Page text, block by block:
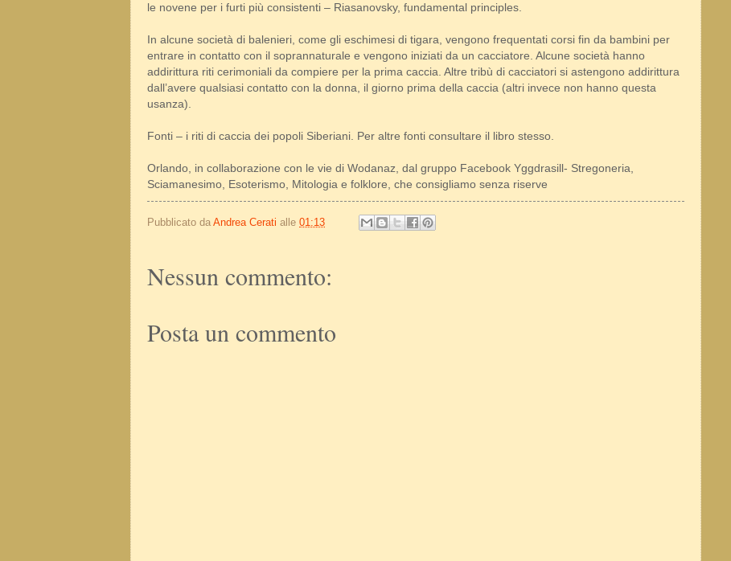
le novene per i furti più consistenti – Riasanovsky, fundamental principles.
In alcune società di balenieri, come gli eschimesi di tigara, vengono frequentati corsi fin da bambini per
entrare in contatto con il soprannaturale e vengono iniziati da un cacciatore. Alcune società hanno
addirittura riti cerimoniali da compiere per la prima caccia. Altre tribù di cacciatori si astengono addirittura
dall’avere qualsiasi contatto con la donna, il giorno prima della caccia (altri invece non hanno questa
usanza).
Fonti – i riti di caccia dei popoli Siberiani. Per altre fonti consultare il libro stesso.
Orlando, in collaborazione con le vie di Wodanaz, dal gruppo Facebook Yggdrasill- Stregoneria,
Sciamanesimo, Esoterismo, Mitologia e folklore, che consigliamo senza riserve
Pubblicato da Andrea Cerati alle 01:13
Nessun commento:
Posta un commento